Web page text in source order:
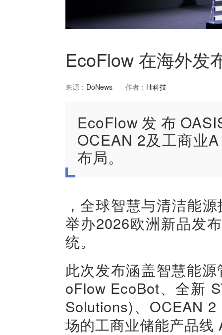
EcoFlow 在海外发
来源： DoNews 作者： Hi科技
EcoFlow发布
OCEAN 2及工商业
布局。
，全球智慧与清洁能
举办2026欧洲新品发
统。
此次发布涵盖智慧能
oFlow EcoBot、全新
Solutions)、OCEAN
场的工商业储能产品线